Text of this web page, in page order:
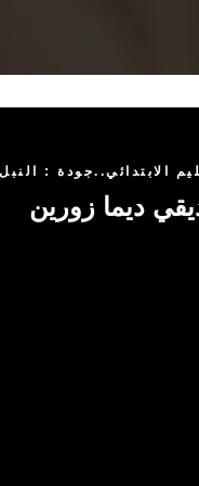
الابتدائي..جودة : النبل
ديما زورين